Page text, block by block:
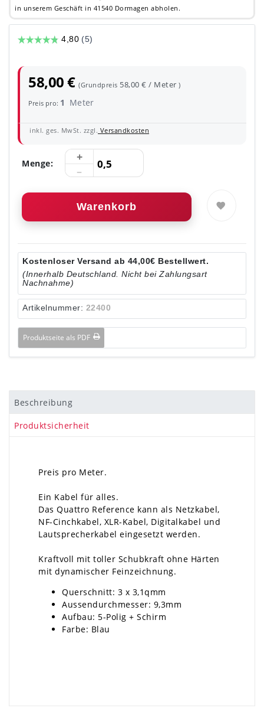
in unserem Geschäft in 41540 Dormagen abholen.
58,00 €(Grundpreis 58,00 € / Meter)
Preis pro: 1 Meter
inkl. ges. MwSt. zzgl. Versandkosten
Menge:
Warenkorb
Kostenloser Versand ab 44,00€ Bestellwert.
(Innerhalb Deutschland. Nicht bei Zahlungsart
Nachnahme)
Artikelnummer: 22400
Produktseite als PDF
Beschreibung
Produktsicherheit
Preis pro Meter.
Ein Kabel für alles.
Das Quattro Reference kann als Netzkabel,
NF-Cinchkabel, XLR-Kabel, Digitalkabel und
Lautsprecherkabel eingesetzt werden.
Kraftvoll mit toller Schubkraft ohne Härten
mit dynamischer Feinzeichnung.
Querschnitt: 3 x 3,1qmm
Aussendurchmesser: 9,3mm
Aufbau: 5-Polig + Schirm
Farbe: Blau